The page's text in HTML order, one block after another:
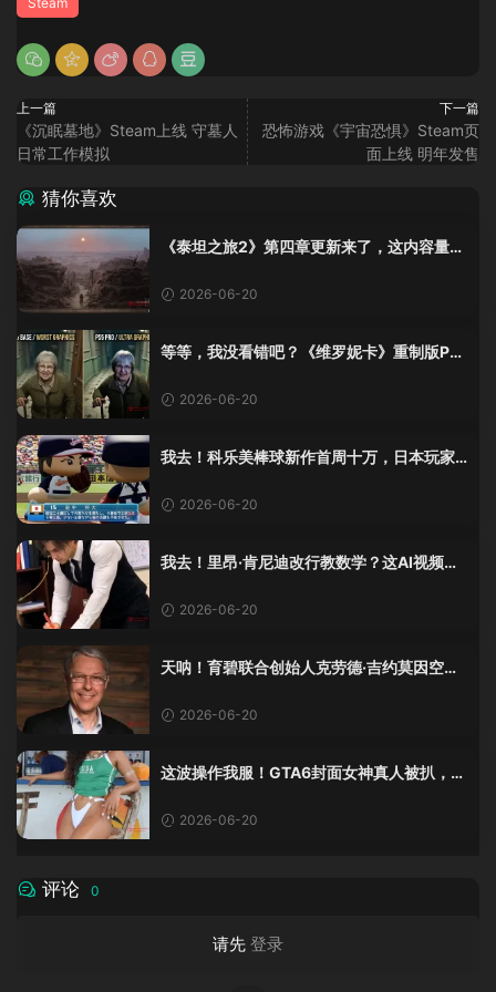
上一篇
《沉眠墓地》Steam上线 守墓人
日常工作模拟
下一篇
恐怖游戏《宇宙恐惧》Steam页
面上线 明年发售
猜你喜欢
《泰坦之旅2》第四章更新来了，这内容量感
2026-06-20
等等，我没看错吧？《维罗妮卡》重制版PS
2026-06-20
我去！科乐美棒球新作首周十万，日本玩家
2026-06-20
我去！里昂·肯尼迪改行教数学？这AI视频全
2026-06-20
天呐！育碧联合创始人克劳德·吉约莫因空难
2026-06-20
这波操作我服！GTA6封面女神真人被扒，网
2026-06-20
评论 0
请先 登录